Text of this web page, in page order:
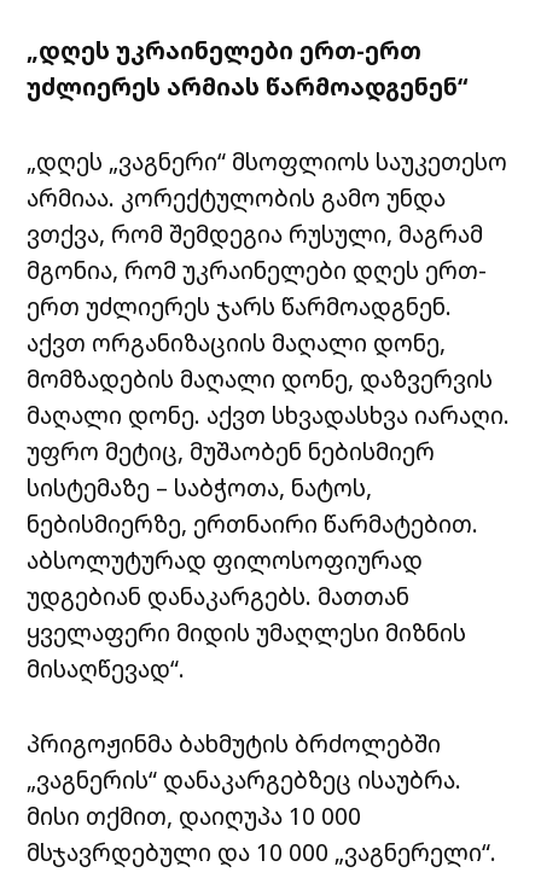
„დღეს უკრაინელები ერთ-ერთ
უძლიერეს არმიას წარმოადგენენ“
„დღეს „ვაგნერი“ მსოფლიოს საუკეთესო
არმიაა. კორექტულობის გამო უნდა
ვთქვა, რომ შემდეგია რუსული, მაგრამ
მგონია, რომ უკრაინელები დღეს ერთ-
ერთ უძლიერეს ჯარს წარმოადგნენ.
აქვთ ორგანიზაციის მაღალი დონე,
მომზადების მაღალი დონე, დაზვერვის
მაღალი დონე. აქვთ სხვადასხვა იარაღი.
უფრო მეტიც, მუშაობენ ნებისმიერ
სისტემაზე – საბჭოთა, ნატოს,
ნებისმიერზე, ერთნაირი წარმატებით.
აბსოლუტურად ფილოსოფიურად
უდგებიან დანაკარგებს. მათთან
ყველაფერი მიდის უმაღლესი მიზნის
მისაღწევად“.
პრიგოჟინმა ბახმუტის ბრძოლებში
„ვაგნერის“ დანაკარგებზეც ისაუბრა.
მისი თქმით, დაიღუპა 10 000
მსჯავრდებული და 10 000 „ვაგნერელი“.